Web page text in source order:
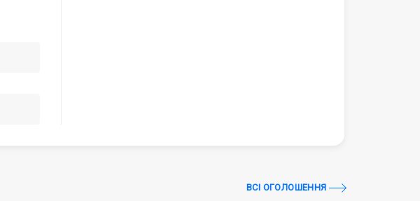
ВСI ОГОЛОШЕННЯ